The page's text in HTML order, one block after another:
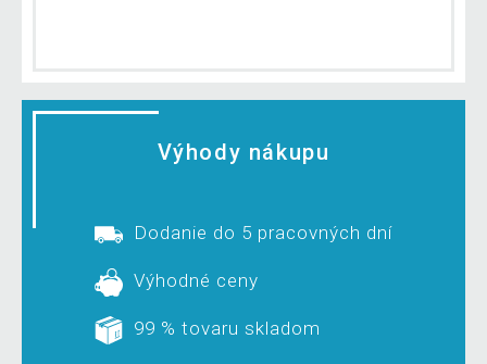
Výhody nákupu
Dodanie do 5 pracovných dní
Výhodné ceny
99 % tovaru skladom